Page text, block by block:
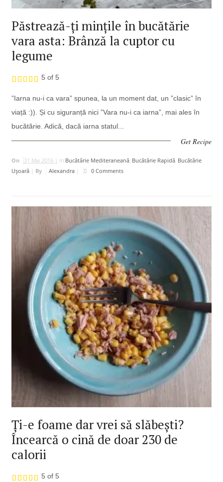
Păstrează-ți mințile în bucătărie
vara asta: Brânză la cuptor cu
legume
5 of 5
”Iarna nu-i ca vara” spunea, la un moment dat, un ”clasic” în
viață :)). Și cu siguranță nici ”Vara nu-i ca iarna”, mai ales în
bucătărie. Adică, dacă iarna statul...
Get Recipe
On 31 Mai 2016 | In Bucătărie Mediteraneană, Bucătărie Rapidă, Bucătărie
Uşoară| By Alexandra| 0 Comments
Ți-e foame dar vrei să slăbești?
Încearcă o cină de doar 230 de
calorii
5 of 5